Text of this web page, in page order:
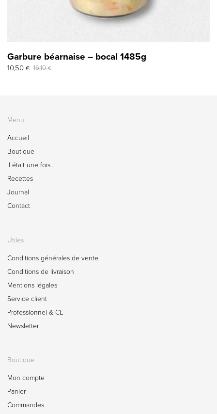
Garbure béarnaise – bocal 1485g
16,10€
Le
10,50 €
Le
Menu
Accueil
Boutique
Il était une fois…
Recettes
Journal
Contact
Utiles
Conditions générales de vente
Conditions de livraison
Mentions légales
Service client
Professionnel & CE
Newsletter
Boutique
Mon compte
Panier
Commandes